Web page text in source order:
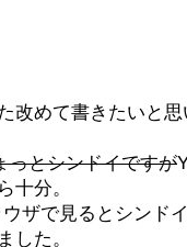
改めて書きたいと
っとシンドイですが
十分。
ウザで見るとシンド
した。